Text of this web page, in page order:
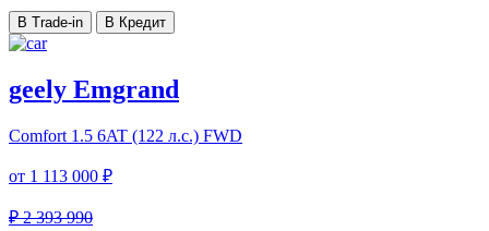
В Trade-in В Кредит
geely Emgrand
Comfort 1.5 6AT (122 л.с.) FWD
от 1 113 000 ₽
₽ 2 393 990